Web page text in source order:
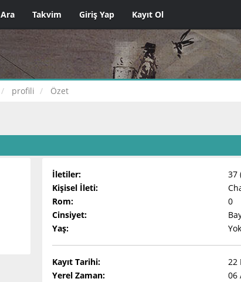
Ara Takvim Giriş Yap Kayıt Ol
profili Özet
İletiler:
37
Kişisel İleti:
Rom:
0
Cinsiyet:
Yaş:
Yok
Kayıt Tarihi:
22
Yerel Zaman:
06